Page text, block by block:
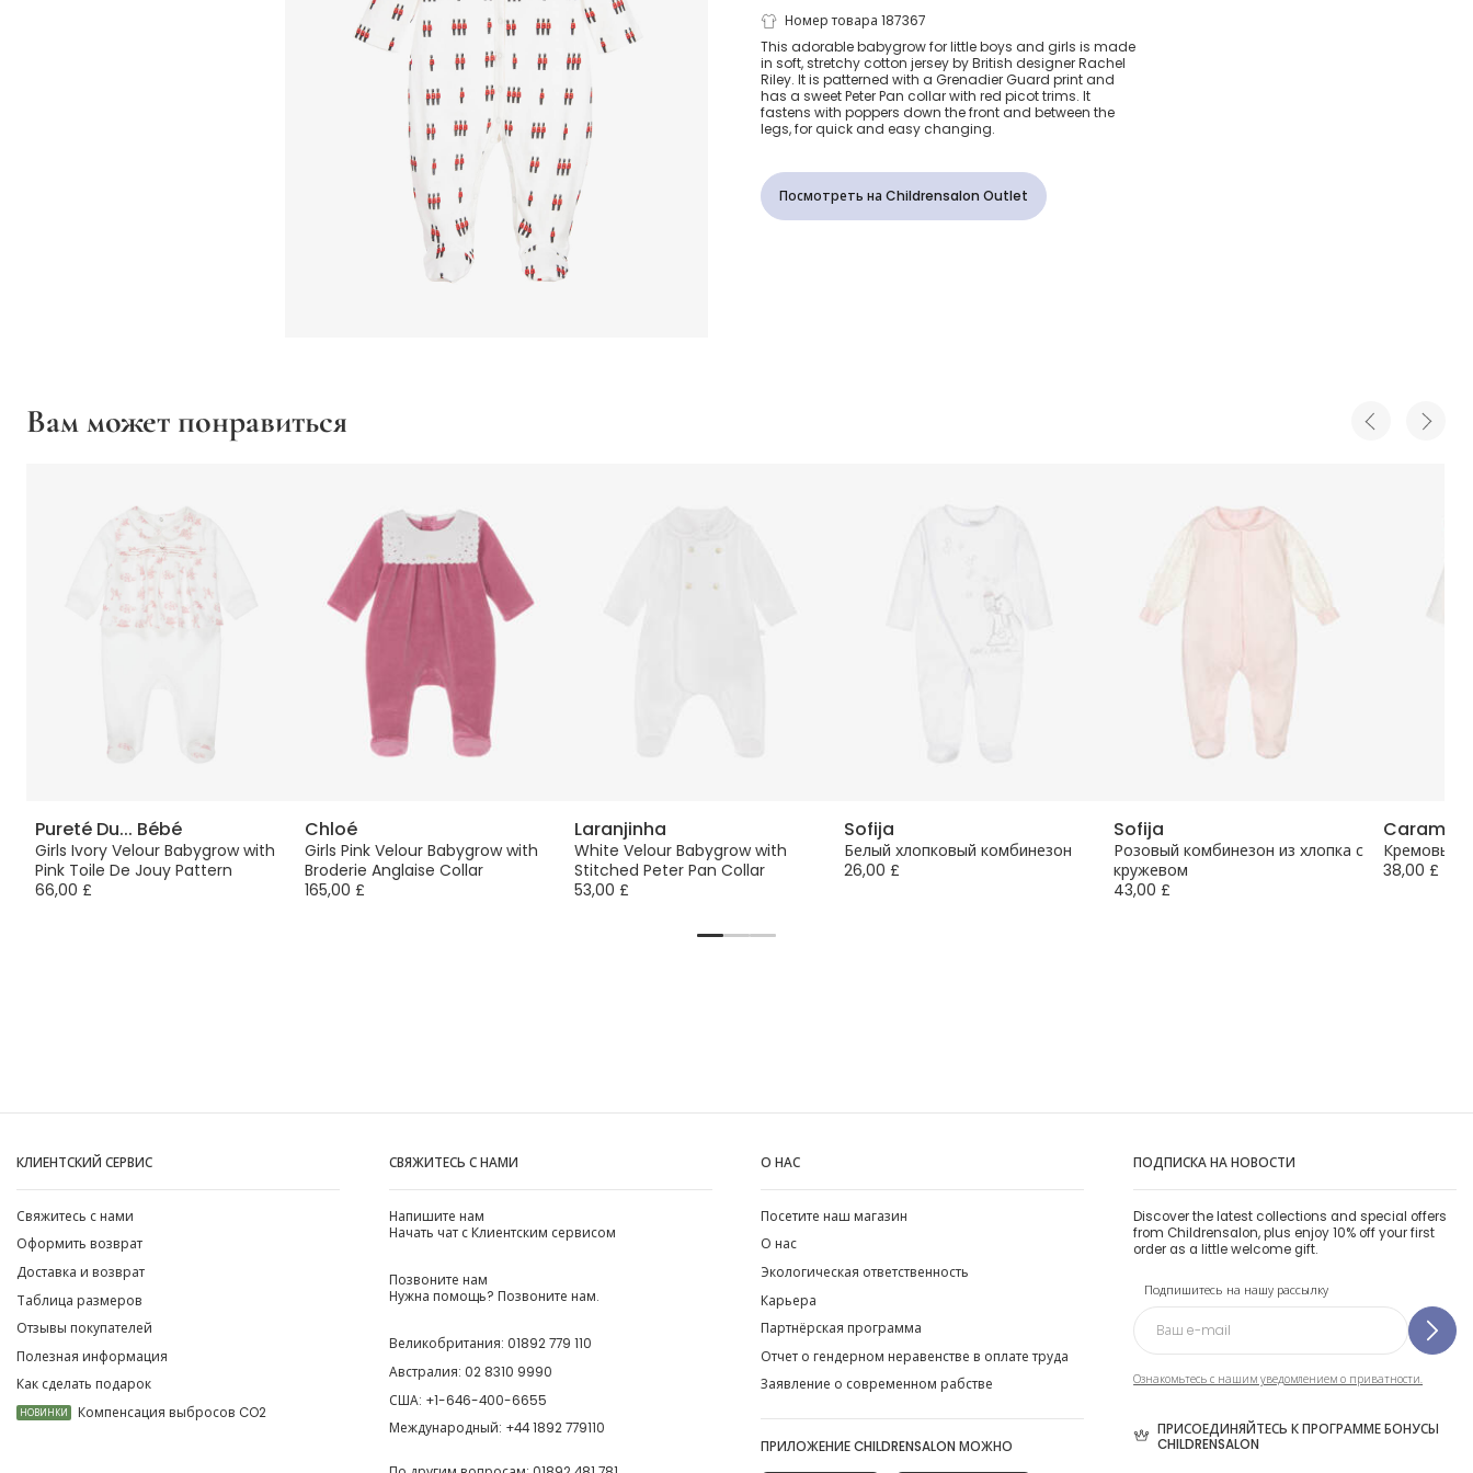
Кремовый
хлопковый
комбинезон
Королевский
гвардеец
Номер товара 187367
This adorable babygrow for little boys and girls is made
in soft, stretchy cotton jersey by British designer Rachel
Riley. It is patterned with a Grenadier Guard print and
has a sweet Peter Pan collar with red picot trims. It
fastens with poppers down the front and between the
legs, for quick and easy changing.
Посмотреть на Childrensalon Outlet
Вам может понравиться
Pureté Du... Bébé
Girls Ivory Velour Babygrow with
Pink Toile De Jouy Pattern
66,00 £
Chloé
Girls Pink Velour Babygrow with
Broderie Anglaise Collar
165,00 £
Laranjinha
White Velour Babygrow with
Stitched Peter Pan Collar
53,00 £
Sofija
Белый хлопковый комбинезон
26,00 £
Sofija
Розовый комбинезон из хлопка с
кружевом
43,00 £
Кремовый
38,00 £
КЛИЕНТСКИЙ СЕРВИС
Свяжитесь с нами
Оформить возврат
Доставка и возврат
Таблица размеров
Отзывы покупателей
Полезная информация
Как сделать подарок
НОВИНКИ Компенсация выбросов CO2
СВЯЖИТЕСЬ С НАМИ
Напишите нам
Начать чат с Клиентским сервисом
Позвоните нам
Нужна помощь? Позвоните нам.
Великобритания: 01892 779 110
Австралия: 02 8310 9990
США: +1-646-400-6655
Международный: +44 1892 779110
О НАС
Посетите наш магазин
О нас
Экологическая ответственность
Карьера
Партнёрская программа
Отчет о гендерном неравенстве в оплате труда
Заявление о современном рабстве
ПРИЛОЖЕНИЕ CHILDRENSALON МОЖНО
ПОДПИСКА НА НОВОСТИ
Discover the latest collections and special offers
from Childrensalon, plus enjoy 10% off your first
order as a little welcome gift.
Подпишитесь на нашу рассылку
Ознакомьтесь с нашим уведомлением о приватности.
ПРИСОЕДИНЯЙТЕСЬ К ПРОГРАММЕ БОНУСЫ
CHILDRENSALON